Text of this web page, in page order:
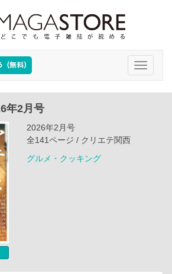
Toggle
年2月号
2026年2月号
全141ページ / クリエテ関西
グルメ・クッキング